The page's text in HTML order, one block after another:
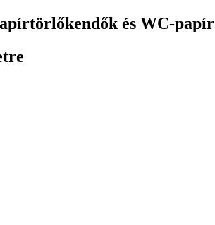
és WC-papír